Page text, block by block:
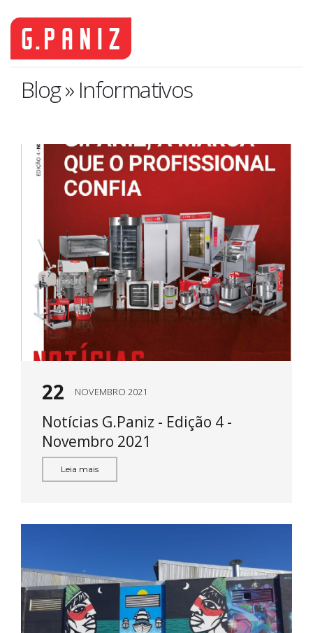
Blog » Informativos
22 NOVEMBRO 2021
Notícias G.Paniz - Edição 4 -
Novembro 2021
Leia mais